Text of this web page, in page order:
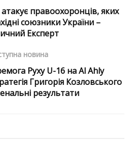
правоохоронців, яких
союзники України –
Експерт
новина
Руху U-16 на Al Ahly
Григорія Козловського
результати